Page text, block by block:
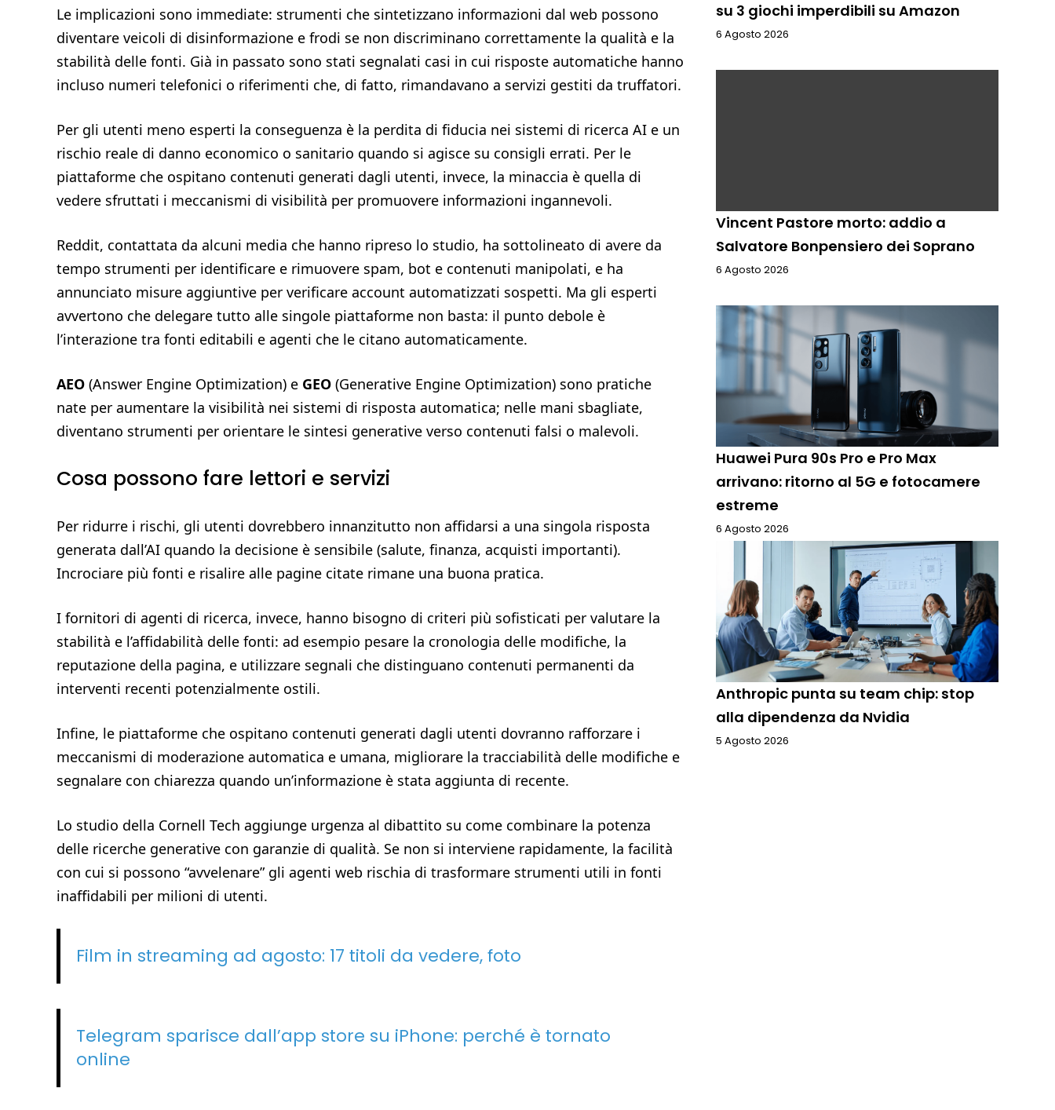
Le implicazioni sono immediate: strumenti che sintetizzano informazioni dal web possono
diventare veicoli di disinformazione e frodi se non discriminano correttamente la qualità e la
stabilità delle fonti. Già in passato sono stati segnalati casi in cui risposte automatiche hanno
incluso numeri telefonici o riferimenti che, di fatto, rimandavano a servizi gestiti da truffatori.
Per gli utenti meno esperti la conseguenza è la perdita di fiducia nei sistemi di ricerca AI e un
rischio reale di danno economico o sanitario quando si agisce su consigli errati. Per le
piattaforme che ospitano contenuti generati dagli utenti, invece, la minaccia è quella di
vedere sfruttati i meccanismi di visibilità per promuovere informazioni ingannevoli.
Reddit, contattata da alcuni media che hanno ripreso lo studio, ha sottolineato di avere da
tempo strumenti per identificare e rimuovere spam, bot e contenuti manipolati, e ha
annunciato misure aggiuntive per verificare account automatizzati sospetti. Ma gli esperti
avvertono che delegare tutto alle singole piattaforme non basta: il punto debole è
l’interazione tra fonti editabili e agenti che le citano automaticamente.
AEO (Answer Engine Optimization) e GEO (Generative Engine Optimization) sono pratiche
nate per aumentare la visibilità nei sistemi di risposta automatica; nelle mani sbagliate,
diventano strumenti per orientare le sintesi generative verso contenuti falsi o malevoli.
Cosa possono fare lettori e servizi
Per ridurre i rischi, gli utenti dovrebbero innanzitutto non affidarsi a una singola risposta
generata dall’AI quando la decisione è sensibile (salute, finanza, acquisti importanti).
Incrociare più fonti e risalire alle pagine citate rimane una buona pratica.
I fornitori di agenti di ricerca, invece, hanno bisogno di criteri più sofisticati per valutare la
stabilità e l’affidabilità delle fonti: ad esempio pesare la cronologia delle modifiche, la
reputazione della pagina, e utilizzare segnali che distinguano contenuti permanenti da
interventi recenti potenzialmente ostili.
Infine, le piattaforme che ospitano contenuti generati dagli utenti dovranno rafforzare i
meccanismi di moderazione automatica e umana, migliorare la tracciabilità delle modifiche e
segnalare con chiarezza quando un’informazione è stata aggiunta di recente.
Lo studio della Cornell Tech aggiunge urgenza al dibattito su come combinare la potenza
delle ricerche generative con garanzie di qualità. Se non si interviene rapidamente, la facilità
con cui si possono “avvelenare” gli agenti web rischia di trasformare strumenti utili in fonti
inaffidabili per milioni di utenti.
Film in streaming ad agosto: 17 titoli da vedere, foto
Telegram sparisce dall’app store su iPhone: perché è tornato
online
su 3 giochi imperdibili su Amazon
6 Agosto 2026
Vincent Pastore morto: addio a
Salvatore Bonpensiero dei Soprano
6 Agosto 2026
Huawei Pura 90s Pro e Pro Max
arrivano: ritorno al 5G e fotocamere
estreme
6 Agosto 2026
Anthropic punta su team chip: stop
alla dipendenza da Nvidia
5 Agosto 2026